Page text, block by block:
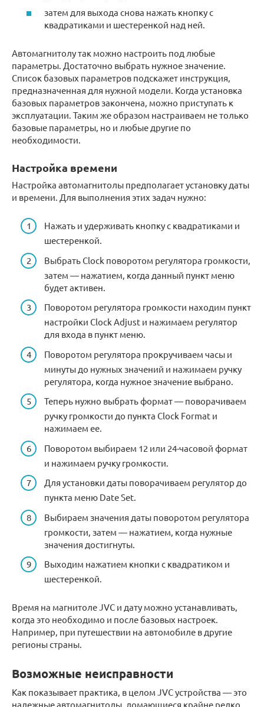
затем для выхода снова нажать кнопку с
квадратиками и шестеренкой над ней.
Автомагнитолу так можно настроить под любые
параметры. Достаточно выбрать нужное значение.
Список базовых параметров подскажет инструкция,
предназначенная для нужной модели. Когда установка
базовых параметров закончена, можно приступать к
эксплуатации. Таким же образом настраиваем не только
базовые параметры, но и любые другие по
необходимости.
Настройка времени
Настройка автомагнитолы предполагает установку даты
и времени. Для выполнения этих задач нужно:
Нажать и удерживать кнопку с квадратиками и
шестеренкой.
Выбрать Clock поворотом регулятора громкости,
затем — нажатием, когда данный пункт меню
будет активен.
Поворотом регулятора громкости находим пункт
настройки Clock Adjust и нажимаем регулятор
для входа в пункт меню.
Поворотом регулятора прокручиваем часы и
минуты до нужных значений и нажимаем ручку
регулятора, когда нужное значение выбрано.
Теперь нужно выбрать формат — поворачиваем
ручку громкости до пункта Clock Format и
нажимаем ее.
Поворотом выбираем 12 или 24-часовой формат
и нажимаем ручку громкости.
Для установки даты поворачиваем регулятор до
пункта меню Date Set.
Выбираем значения даты поворотом регулятора
громкости, затем — нажатием, когда нужные
значения достигнуты.
Выходим нажатием кнопки с квадратиком и
шестеренкой.
Время на магнитоле JVC и дату можно устанавливать,
когда это необходимо и после базовых настроек.
Например, при путешествии на автомобиле в другие
регионы страны.
Возможные неисправности
Как показывает практика, в целом JVC устройства — это
надежные автомагнитолы, ломающиеся крайне редко.